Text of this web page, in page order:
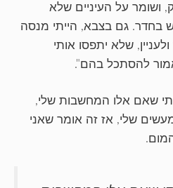
ושומר על העיניים שלא
גם בצבא, הייתי מנסה
שלא יתפסו אותי
להסתכל בהם".
שאם אלו המחשבות שלי,
שלי, אז זה אומר שאני